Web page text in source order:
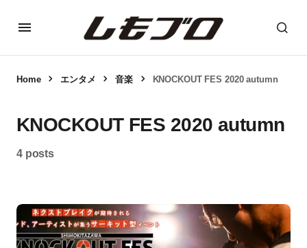
Home エンタメ 音楽 KNOCKOUT FES 2020 autumn
KNOCKOUT FES 2020 autumn
4 posts